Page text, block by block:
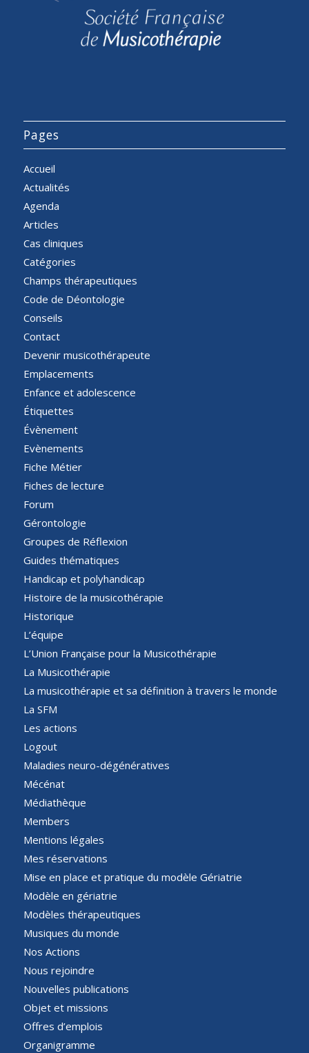
Pages
Accueil
Actualités
Agenda
Articles
Cas cliniques
Catégories
Champs thérapeutiques
Code de Déontologie
Conseils
Contact
Devenir musicothérapeute
Emplacements
Enfance et adolescence
Étiquettes
Évènement
Evènements
Fiche Métier
Fiches de lecture
Forum
Gérontologie
Groupes de Réflexion
Guides thématiques
Handicap et polyhandicap
Histoire de la musicothérapie
Historique
L’équipe
L’Union Française pour la Musicothérapie
La Musicothérapie
La musicothérapie et sa définition à travers le monde
La SFM
Les actions
Logout
Maladies neuro-dégénératives
Mécénat
Médiathèque
Members
Mentions légales
Mes réservations
Mise en place et pratique du modèle Gériatrie
Modèle en gériatrie
Modèles thérapeutiques
Musiques du monde
Nos Actions
Nous rejoindre
Nouvelles publications
Objet et missions
Offres d’emplois
Organigramme